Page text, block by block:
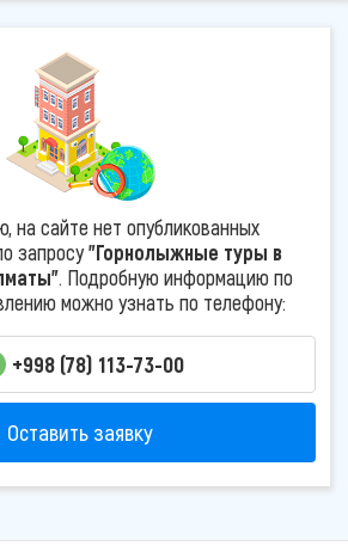
на сайте нет опубликованных
запросу"Горнолыжные туры в
. Подробную информацию по
можно узнать по телефону:
+998 (78) 113-73-00
Оставить заявку